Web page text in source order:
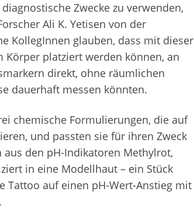
Zwecke zu verwenden,
Ali K. Yetisen von der
KollegInnen glauben, dass mit dieser
Körper platziert werden können, an
direkt, ohne räumlichen
dauerhaft messen könnten.
chemische Formulierungen, die auf
und passten sie für ihren Zweck
den pH-Indikatoren Methylrot,
in eine Modellhaut – ein Stück
Tattoo auf einen pH-Wert-Anstieg mit